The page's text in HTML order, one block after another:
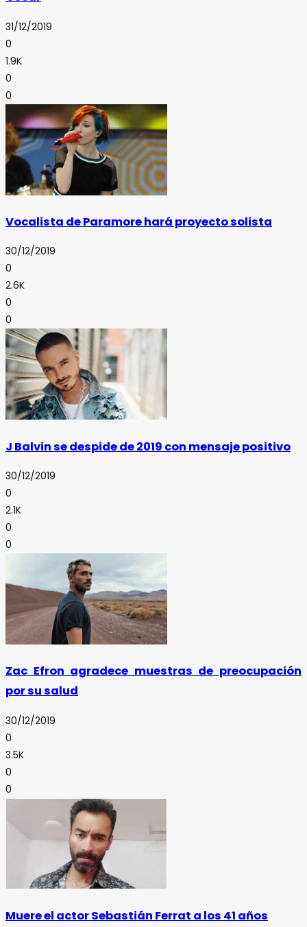
31/12/2019
0
1.9K
0
0
Vocalista de Paramore hará proyecto solista
30/12/2019
0
2.6K
0
0
J Balvin se despide de 2019 con mensaje positivo
30/12/2019
0
2.1K
0
0
Zac Efron agradece muestras de preocupación
por su salud
30/12/2019
0
3.5K
0
0
Muere el actor Sebastián Ferrat a los 41 años